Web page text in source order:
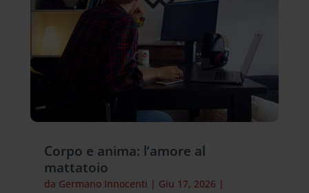
Corpo e anima: l’amore al
mattatoio
da Germano Innocenti | Giu 17, 2026 |